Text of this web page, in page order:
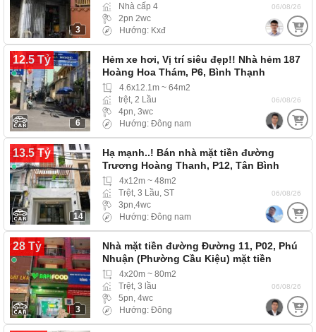
3
Nhà cấp 4
2pn 2wc
Hướng: Kxđ
06/08/26
12.5 Tỷ
6
Hẻm xe hơi, Vị trí siêu đẹp!! Nhà hẻm 187
Hoàng Hoa Thám, P6, Bình Thạnh
4.6x12.1m ~ 64m2
trệt, 2 Lầu
4pn, 3wc
Hướng: Đông nam
06/08/26
13.5 Tỷ
14
Hạ mạnh..! Bán nhà mặt tiền đường
Trương Hoàng Thanh, P12, Tân Bình
4x12m ~ 48m2
Trệt, 3 Lầu, ST
3pn,4wc
Hướng: Đông nam
06/08/26
28 Tỷ
3
Nhà mặt tiền đường Đường 11, P02, Phú
Nhuận (Phường Cầu Kiệu) mặt tiền
đường giá rẻ
4x20m ~ 80m2
Trệt, 3 lầu
5pn, 4wc
Hướng: Đông
06/08/26